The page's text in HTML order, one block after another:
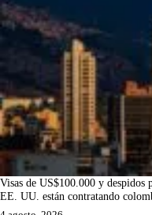
Visas de US$100.000 y despidos
EE. UU. están contratando